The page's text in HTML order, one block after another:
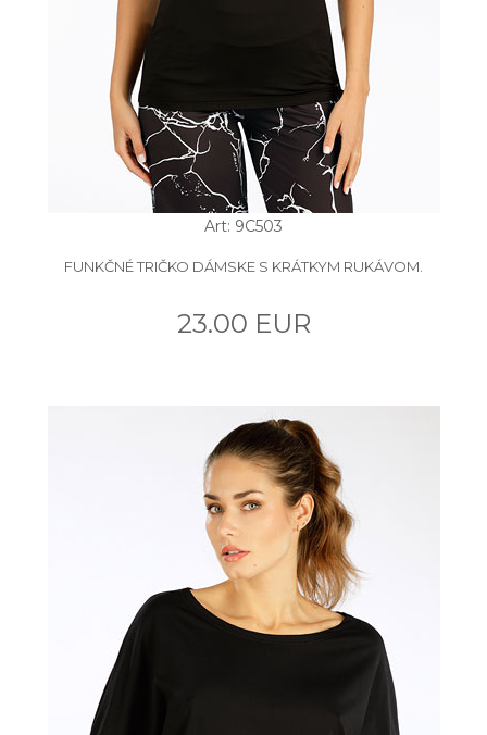
Art: 9C503
FUNKČNÉ TRIČKO DÁMSKE S KRÁTKYM RUKÁVOM.
23.00 EUR